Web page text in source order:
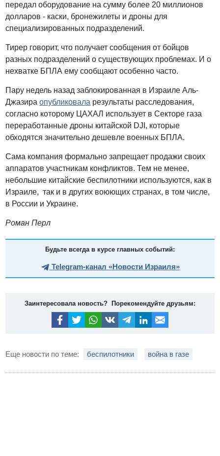
передал оборудование на сумму более 20 миллионов
долларов - каски, бронежилеты и дроны для
специализированных подразделений.
Тирер говорит, что получает сообщения от бойцов
разных подразделений о существующих проблемах. И о
нехватке БПЛА ему сообщают особенно часто.
Пару недель назад заблокированная в Израиле Аль-
Джазираопубликовала результаты расследования,
согласно которому ЦАХАЛ использует в Секторе газа
переработанные дроны китайской DJI, которые
обходятся значительно дешевле военных БПЛА.
Сама компания формально запрещает продажи своих
аппаратов участникам конфликтов. Тем не менее,
небольшие китайские беспилотники используются, как в
Израиле, так и в других воюющих странах, в том числе,
в России и Украине.
Роман Перл
Будьте всегда в курсе главных событий:
Telegram-канал «Новости Израиля»
Заинтересовала новость? Порекомендуйте друзьям:
Еще новости по теме: беспилотники война в газе